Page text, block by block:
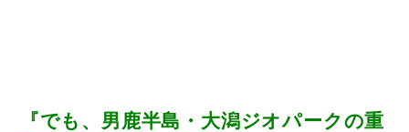
『でも、男鹿半島・大潟ジオパークの重